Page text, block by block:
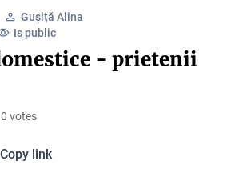
Gușiță Alina
Is public
- prietenii
0 votes
Copy link